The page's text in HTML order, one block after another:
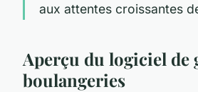
aux attentes croissantes
Aperçu du logiciel de
boulangeries